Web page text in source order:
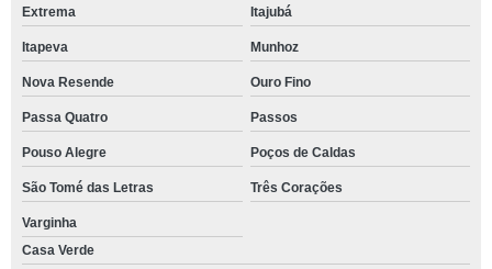
Extrema Itajubá
Itapeva Munhoz
Nova Resende Ouro Fino
Passa Quatro Passos
Pouso Alegre Poços de Caldas
São Tomé das Letras Três Corações
Varginha
Casa Verde